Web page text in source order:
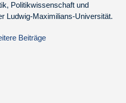
Politikwissenschaft und
Ludwig-Maximilians-Universität.
Beiträge